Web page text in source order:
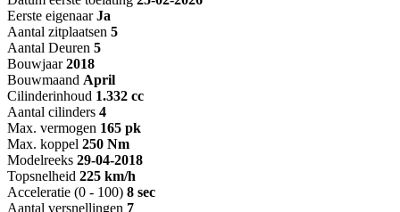
Eerste eigenaar Ja
Aantal zitplaatsen 5
Aantal Deuren 5
Bouwjaar 2018
Bouwmaand April
Cilinderinhoud 1.332 cc
Aantal cilinders 4
Max. vermogen 165 pk
Max. koppel 250 Nm
Modelreeks 29-04-2018
Topsnelheid 225 km/h
Acceleratie (0 - 100) 8 sec
Aantal versnellingen 7